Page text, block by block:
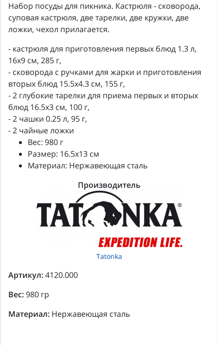
Набор посуды для пикника. Кастрюля - сковорода,
суповая кастрюля, две тарелки, две кружки, две
ложки, чехол прилагается.
- кастрюля для приготовления первых блюд 1.3 л,
16х9 см, 285 г,
- сковорода с ручками для жарки и приготовления
вторых блюд 15.5х4.3 см, 155 г,
- 2 глубокие тарелки для приема первых и вторых
блюд 16.5х3 см, 100 г,
- 2 чашки 0.25 л, 95 г,
- 2 чайные ложки
Вес: 980 г
Размер: 16.5х13 см
Материал: Нержавеющая сталь
Производитель
Tatonka
Артикул:4120.000
Вес:980 гр
Материал: Нержавеющая сталь